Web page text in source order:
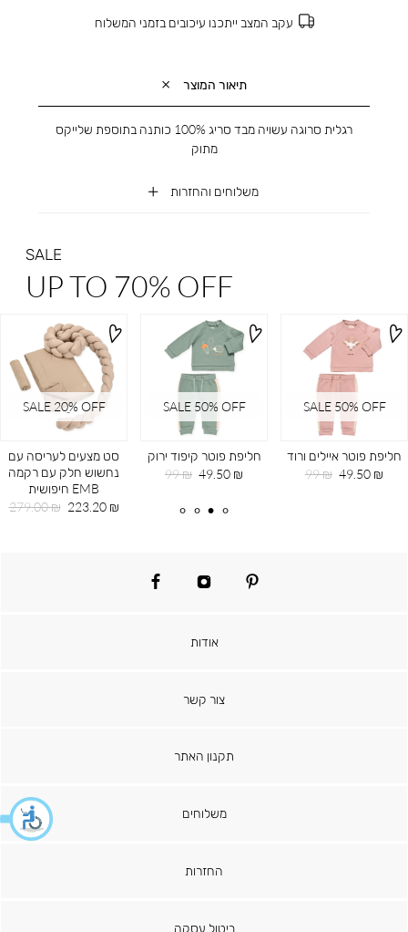
עקב המצב ייתכנו עיכובים בזמני המשלוח
תיאור המוצר
משלוחים והחזרות
רגלית סרוגה עשויה מבד סריג 100% כותנה בתוספת שלייקס
מתוק
SALE
UP TO 70% OFF
SALE 20ֵ% OFF
סט מצעים לעריסה עם
נחשוש חלק עם רקמה
EMB חיפושית
מחיר
223.20 ₪
מחיר
279.00 ₪
SALE 50% OFF
חליפת פוטר קיפוד ירוק
מחיר
49.50 ₪
מחיר
99 ₪
SALE 50% OFF
חליפת פוטר איילים ורוד
מחיר
49.50 ₪
מחיר
99 ₪
pinterest
instagram
facebook
אודות
צור קשר
תקנון האתר
משלוחים
החזרות
ביטול עסקה